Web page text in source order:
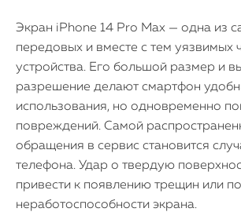
Экран iPhone 14 Pro Max — одна из
передовых и вместе с тем уязвимых
устройства. Его большой размер и
разрешение делают смартфон
использования, но одновременно
повреждений. Самой
обращения в сервис становится
телефона. Удар о твердую
привести к появлению трещин или
неработоспособности экрана.